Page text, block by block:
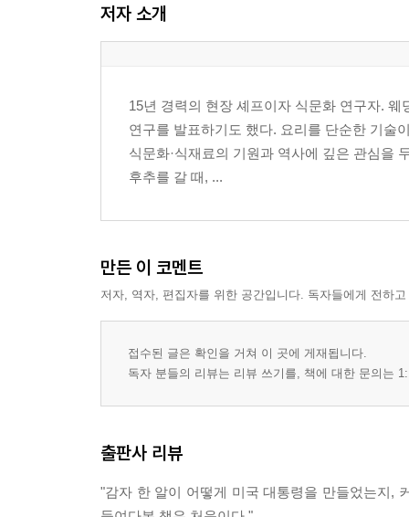
임진왜란의 씨앗 · 하얬던 김치 · 캡사이신의 비밀
향신료 하나가 대륙을 발견하고 제국을 세우다
4장 후추 · 콜럼버스가 길을 잃은 이유
소 한 마리 값의 향신료 · 대항해시대의 진짜 동력
삼각무역 · 중간 항로 · 아이티 혁명 · 설탕협회의
6장 정향과 육두구 · 맨해튼과 맞바꾼 섬의 향기
반다 제도 학살 · 브레다 조약 · 역사상 최악의 협
3 부 혁명을 끓이다
각성한 인간들이 왕을 끌어내렸다
저자 소개
1 5년 경력의 현장 셰프이자 식문화 연구자.
연구를 발표하기도 했다. 요리를 단순한 기술
식문화·식재료의 기원과 역사에 깊은 관심을
후추를 갈 때, ...
만든 이 코멘트
저자, 역자, 편집자를 위한 공간입니다. 독자들에게 전하
접수된 글은 확인을 거쳐 이 곳에 게재됩니다.
독자 분들의 리뷰는 리뷰 쓰기를, 책에 대한 문의는
출판사 리뷰
"감자 한 알이 어떻게 미국 대통령을 만들었는지,